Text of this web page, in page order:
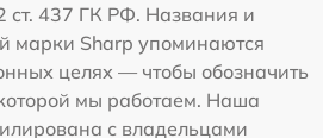
ст. 437 ГК РФ. Названия и
марки Sharp упоминаются
целях — чтобы обозначить
мы работаем. Наша
с владельцами